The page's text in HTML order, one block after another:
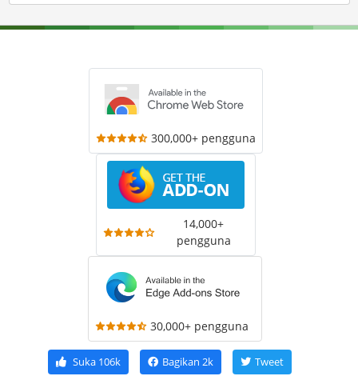
300,000+ pengguna
14,000+
pengguna
30,000+ pengguna
Suka106k Bagikan 2k Tweet